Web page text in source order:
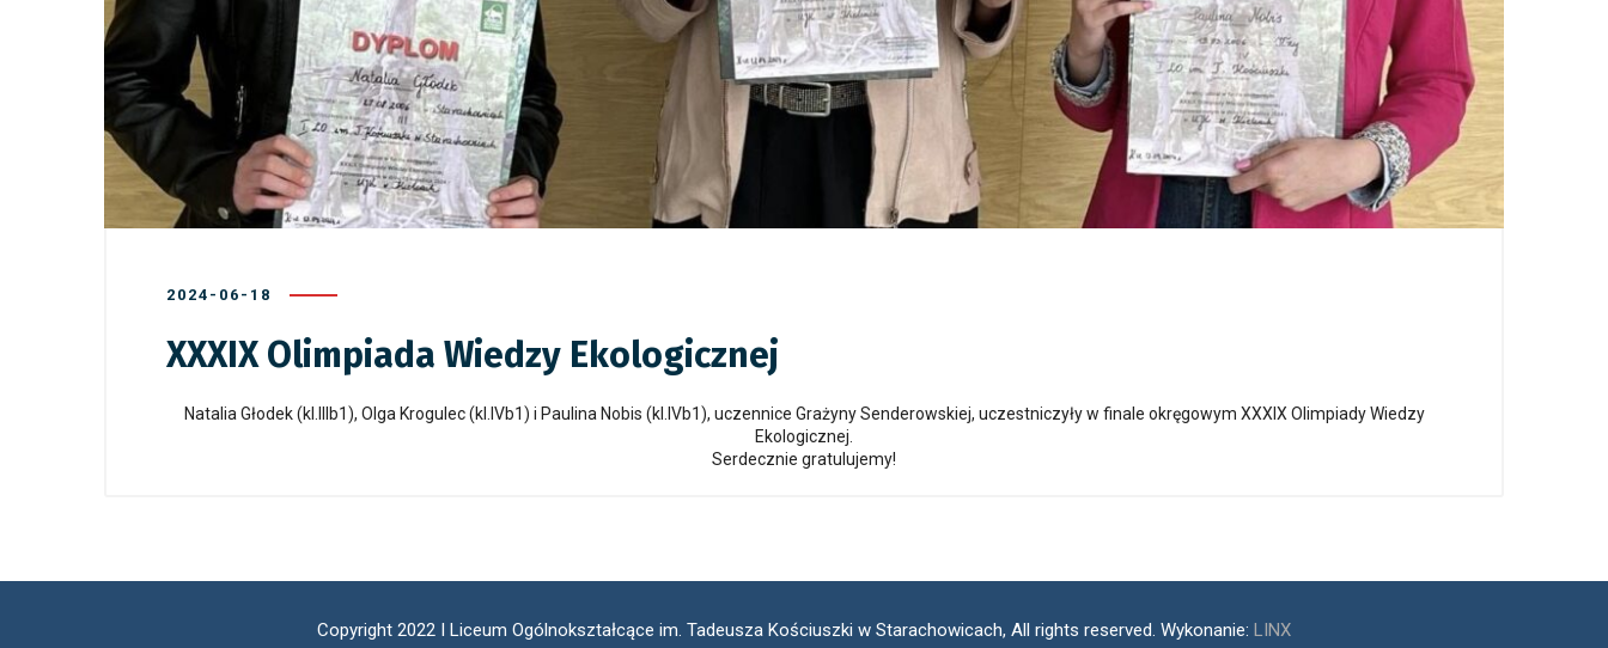
2024-06-18
XXXIX Olimpiada Wiedzy Ekologicznej
Natalia Głodek (kl.IIIb1), Olga Krogulec (kl.IVb1) i Paulina Nobis (kl.IVb1), uczennice Grażyny Senderowskiej, uczestniczyły w finale okręgowym XXXIX Olimpiady Wiedzy
Ekologicznej.
Serdecznie gratulujemy!
Copyright 2022 I Liceum Ogólnokształcące im. Tadeusza Kościuszki w Starachowicach, All rights reserved. Wykonanie: LINX